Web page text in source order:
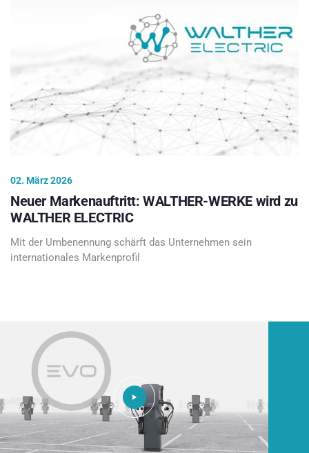
02. März 2026
Neuer Markenauftritt: WALTHER-WERKE wird zu
WALTHER ELECTRIC
Mit der Umbenennung schärft das Unternehmen sein
internationales Markenprofil